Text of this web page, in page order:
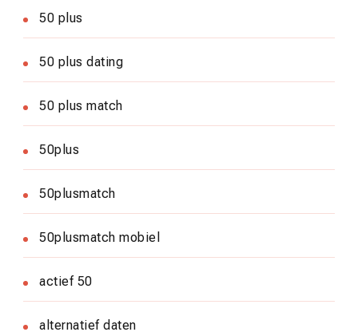
50 plus
50 plus dating
50 plus match
50plus
50plusmatch
50plusmatch mobiel
actief 50
alternatief daten